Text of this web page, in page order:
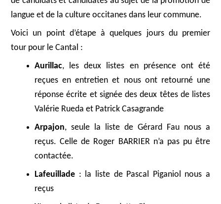
langue et de la culture occitanes dans leur commune.
Voici un point d’étape à quelques jours du premier
tour pour le Cantal :
Aurillac, les deux listes en présence ont été
reçues en entretien et nous ont retourné une
réponse écrite et signée des deux têtes de listes
Valérie Rueda et Patrick Casagrande
Arpajon, seule la liste de Gérard Fau nous a
reçus. Celle de Roger BARRIER n’a pas pu être
contactée.
Lafeuillade : la liste de Pascal Piganiol nous a
reçus